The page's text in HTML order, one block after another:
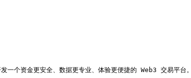
资金更安全、数据更专业、体验更便捷的 Web3 交易平台。